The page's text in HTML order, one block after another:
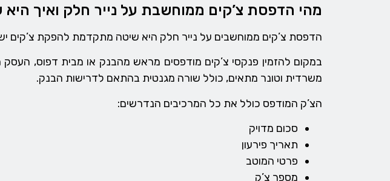
מהי הדפסת צ’קים ממוחשבת על נייר חלק ואיך היא
הדפסת צ’קים ממוחשבים על נייר חלק היא שיטה מתקדמת להפקת צ’קים
במקום להזמין פנקסי צ’קים מודפסים מראש מהבנק או מבית דפוס,
משרדית וטונר מתאים, כולל שורה מגנטית בהתאם לדרישות הבנק.
הצ’ק המודפס כולל את כל המרכיבים הנדרשים:
סכום מדויק
תאריך פירעון
פרטי המוטב
מספר צ’ק